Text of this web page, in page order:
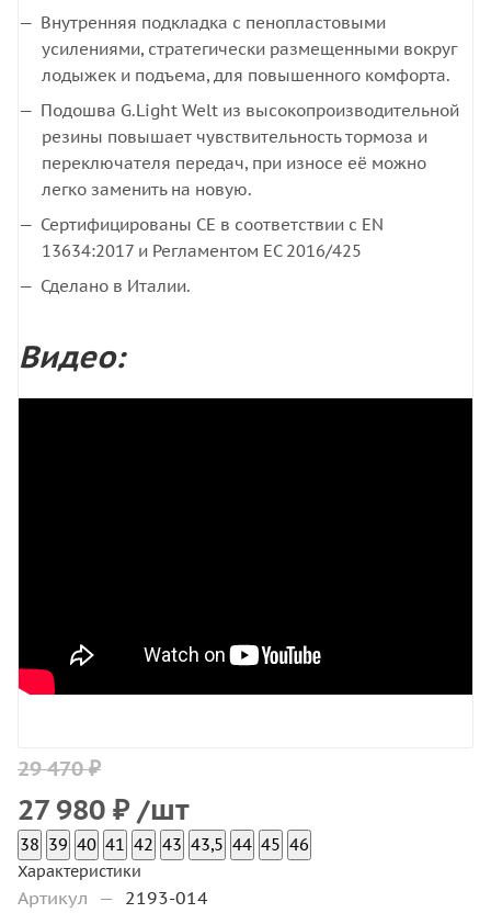
Внутренняя подкладка с пенопластовыми
усилениями, стратегически размещенными вокруг
лодыжек и подъема, для повышенного комфорта.
Подошва G.Light Welt из высокопроизводительной
резины повышает чувствительность тормоза и
переключателя передач, при износе её можно
легко заменить на новую.
Сертифицированы CE в соответствии с EN
13634:2017 и Регламентом ЕС 2016/425
Сделано в Италии.
Видео:
29 470 ₽
27 980 ₽ /шт
38 39 40 41 42 43 43,5 44 45 46
Характеристики
Артикул — 2193-014